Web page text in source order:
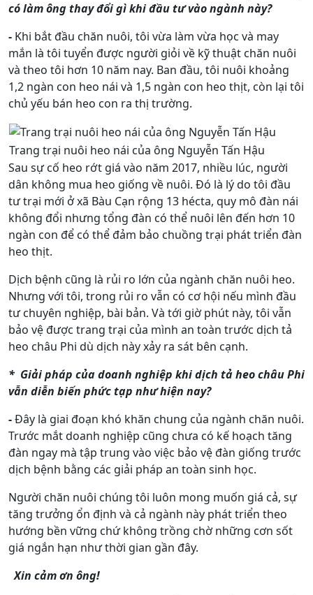
có làm ông thay đổi gì khi đầu tư vào ngành này?
- Khi bắt đầu chăn nuôi, tôi vừa làm vừa học và may
mắn là tôi tuyển được người giỏi về kỹ thuật chăn nuôi
và theo tôi hơn 10 năm nay. Ban đầu, tôi nuôi khoảng
1,2 ngàn con heo nái và 1,5 ngàn con heo thịt, còn lại tôi
chủ yếu bán heo con ra thị trường.
Trang trại nuôi heo nái của ông Nguyễn Tấn Hậu
Sau sự cố heo rớt giá vào năm 2017, nhiều lúc, người
dân không mua heo giống về nuôi. Đó là lý do tôi đầu
tư trại mới ở xã Bàu Cạn rộng 13 hécta, quy mô đàn nái
không đổi nhưng tổng đàn có thể nuôi lên đến hơn 10
ngàn con để có thể đảm bảo chuồng trại phát triển đàn
heo thịt.
Dịch bệnh cũng là rủi ro lớn của ngành chăn nuôi heo.
Nhưng với tôi, trong rủi ro vẫn có cơ hội nếu mình đầu
tư chuyên nghiệp, bài bản. Và tới giờ phút này, tôi vẫn
bảo vệ được trang trại của mình an toàn trước dịch tả
heo châu Phi dù dịch này xảy ra sát bên cạnh.
* Giải pháp của doanh nghiệp khi dịch tả heo châu Phi
vẫn diễn biến phức tạp như hiện nay?
-Đây là giai đoạn khó khăn chung của ngành chăn nuôi.
Trước mắt doanh nghiệp cũng chưa có kế hoạch tăng
đàn ngay mà tập trung vào việc bảo vệ đàn giống trước
dịch bệnh bằng các giải pháp an toàn sinh học.
Người chăn nuôi chúng tôi luôn mong muốn giá cả, sự
tăng trưởng ổn định và cả ngành này phát triển theo
hướng bền vững chứ không trồng chờ những cơn sốt
giá ngắn hạn như thời gian gần đây.
Xin cảm ơn ông!